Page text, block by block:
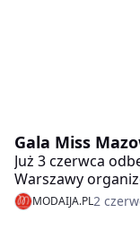
Gala Miss
Już 3 czerwca
Warszawy
Mielnicką, Miss
MODAIJA.PL2